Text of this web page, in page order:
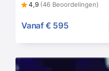
4,9 (46 Beoordelingen)
Vanaf € 595